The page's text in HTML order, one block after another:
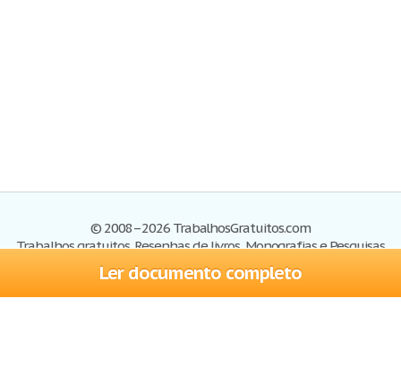
Ler documento completo
© 2008–2026 TrabalhosGratuitos.com
Trabalhos gratuitos, Resenhas de livros, Monografias e Pesquisas